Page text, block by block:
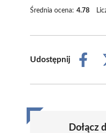
Średnia ocena: 4.78
Udostępnij
Share
Dołącz